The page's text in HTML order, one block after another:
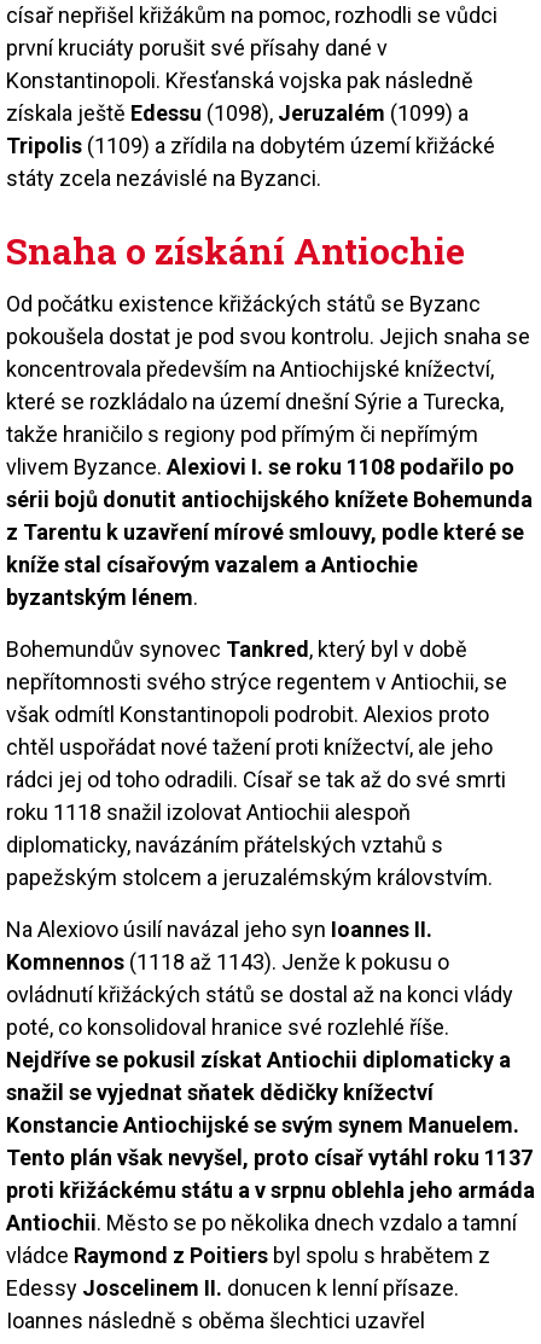
císař nepřišel křižákům na pomoc, rozhodli se vůdci
první kruciáty porušit své přísahy dané v
Konstantinopoli. Křesťanská vojska pak následně
získala ještě Edessu (1098), Jeruzalém (1099) a
Tripolis (1109) a zřídila na dobytém území křižácké
státy zcela nezávislé na Byzanci.
Snaha o získání Antiochie
Od počátku existence křižáckých států se Byzanc
pokoušela dostat je pod svou kontrolu. Jejich snaha se
koncentrovala především na Antiochijské knížectví,
které se rozkládalo na území dnešní Sýrie a Turecka,
takže hraničilo s regiony pod přímým či nepřímým
vlivem Byzance. Alexiovi I. se roku 1108 podařilo po
sérii bojů donutit antiochijského knížete Bohemunda
z Tarentu k uzavření mírové smlouvy, podle které se
kníže stal císařovým vazalem a Antiochie
byzantským lénem.
Bohemundův synovec Tankred, který byl v době
nepřítomnosti svého strýce regentem v Antiochii, se
však odmítl Konstantinopoli podrobit. Alexios proto
chtěl uspořádat nové tažení proti knížectví, ale jeho
rádci jej od toho odradili. Císař se tak až do své smrti
roku 1118 snažil izolovat Antiochii alespoň
diplomaticky, navázáním přátelských vztahů s
papežským stolcem a jeruzalémským královstvím.
Na Alexiovo úsilí navázal jeho syn Ioannes II.
Komnennos (1118 až 1143). Jenže k pokusu o
ovládnutí křižáckých států se dostal až na konci vlády
poté, co konsolidoval hranice své rozlehlé říše.
Nejdříve se pokusil získat Antiochii diplomaticky a
snažil se vyjednat sňatek dědičky knížectví
Konstancie Antiochijské se svým synem Manuelem.
Tento plán však nevyšel, proto císař vytáhl roku 1137
proti křižáckému státu a v srpnu oblehla jeho armáda
Antiochii. Město se po několika dnech vzdalo a tamní
vládce Raymond z Poitiers byl spolu s hrabětem z
Edessy Joscelinem II. donucen k lenní přísaze.
Ioannes následně s oběma šlechtici uzavřel